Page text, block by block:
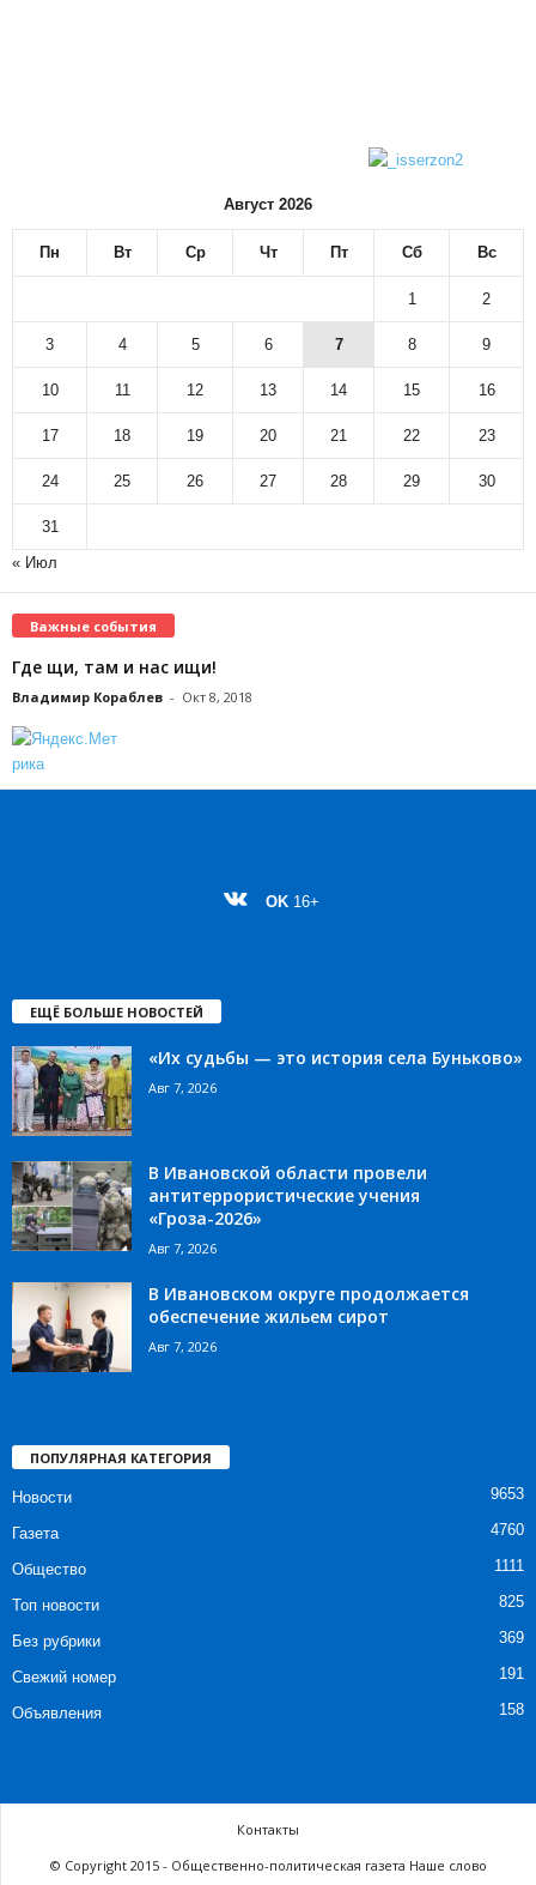
Август 2026
Пн Вт Ср Чт Пт Сб Вс
1 2
3 4 5 6 7 8 9
10 11 12 13 14 15 16
17 18 19 20 21 22 23
24 25 26 27 28 29 30
31
« Июл
Важные события
Где щи, там и нас ищи!
Владимир Кораблев - Окт 8, 2018
OK 16+
ЕЩЁ БОЛЬШЕ НОВОСТЕЙ
«Их судьбы — это история села Буньково»
Авг 7, 2026
В Ивановской области провели
антитеррористические учения
«Гроза-2026»
Авг 7, 2026
В Ивановском округе продолжается
обеспечение жильем сирот
Авг 7, 2026
ПОПУЛЯРНАЯ КАТЕГОРИЯ
Новости 9653
Газета 4760
Общество 1111
Топ новости 825
Без рубрики 369
Свежий номер 191
Объявления 158
Контакты
© Copyright 2015 - Общественно-политическая газета Наше слово